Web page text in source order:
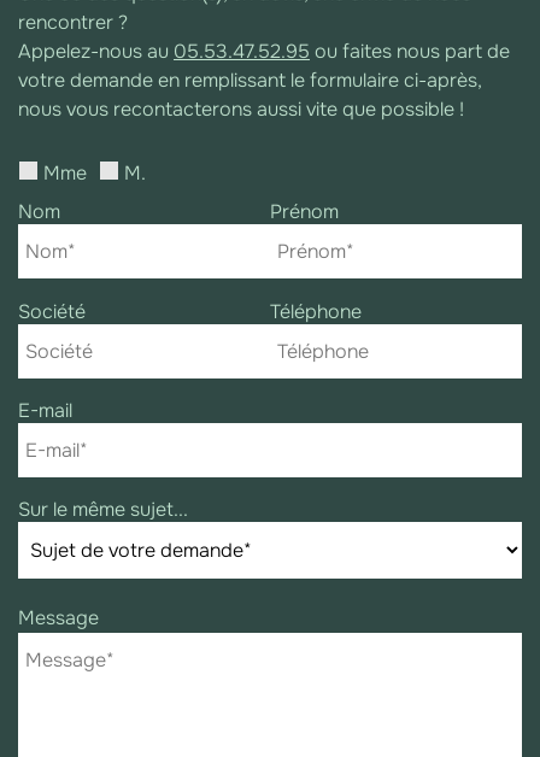
rencontrer ?
Appelez-nous au 05.53.47.52.95 ou faites nous part de
votre demande en remplissant le formulaire ci-après,
nous vous recontacterons aussi vite que possible !
Mme
M.
Nom
Prénom
Société Téléphone
E-mail
Sur le même sujet...
Message